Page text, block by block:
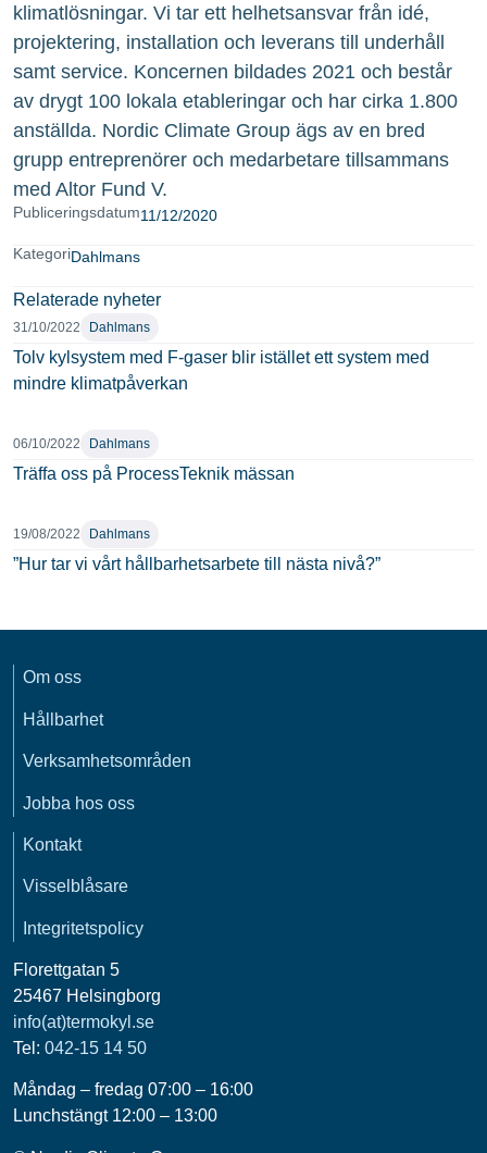
Publiceringsdatum11/12/2020
KategoriDahlmans
Relaterade nyheter
31/10/2022 Dahlmans
Tolv kylsystem med F-gaser blir istället ett system med
mindre klimatpåverkan
06/10/2022 Dahlmans
Träffa oss på ProcessTeknik mässan
19/08/2022 Dahlmans
”Hur tar vi vårt hållbarhetsarbete till nästa nivå?”
klimatlösningar. Vi tar ett helhetsansvar från idé,
projektering, installation och leverans till underhåll
samt service. Koncernen bildades 2021 och består
av drygt 100 lokala etableringar och har cirka 1.800
anställda. Nordic Climate Group ägs av en bred
grupp entreprenörer och medarbetare tillsammans
med Altor Fund V.
Om oss
Hållbarhet
Verksamhetsområden
Jobba hos oss
Kontakt
Visselblåsare
Integritetspolicy
Florettgatan 5
25467 Helsingborg
info(at)termokyl.se
Tel: 042-15 14 50
Måndag – fredag 07:00 – 16:00
Lunchstängt 12:00 – 13:00